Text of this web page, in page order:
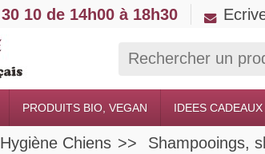
10 de 14h00 à 18h30
PRODUITS BIO, VEGAN IDEES CADEAUX
Hygiène Chiens
Shampooings,